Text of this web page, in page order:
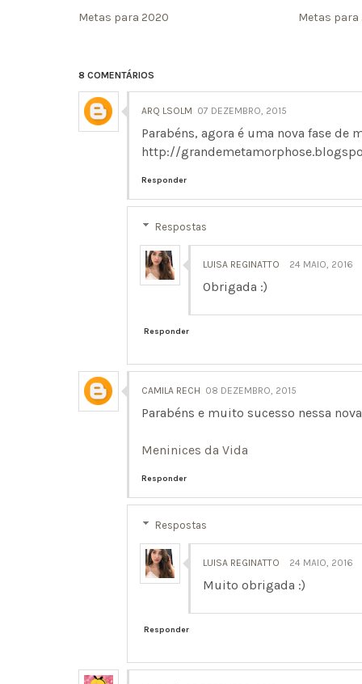
Metas para 2020 Metas para
8 COMENTÁRIOS
ARQ LSOLM 07 DEZEMBRO, 2015
Parabéns, agora é uma nova fase de
http://
Responder
Respostas
LUISA REGINATTO 24 MAIO, 2016
Obrigada :)
Responder
CAMILA RECH 08 DEZEMBRO, 2015
Parabéns e muito sucesso nessa
Meninices da Vida
Responder
Respostas
LUISA REGINATTO 24 MAIO, 2016
Muito obrigada :)
Responder